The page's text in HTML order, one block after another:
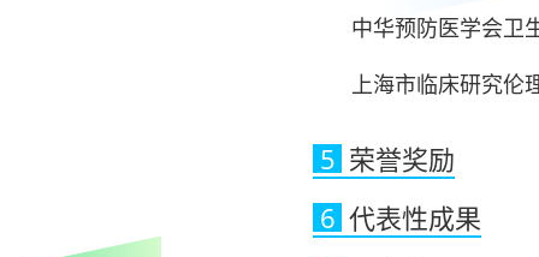
中华预防医学会卫
上海市临床研究伦
5 荣誉奖励
6 代表性成果